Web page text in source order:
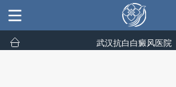
武汉抗白白癜风医院